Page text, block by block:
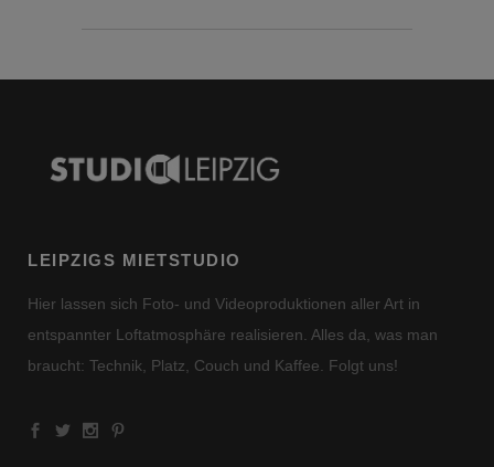
LEIPZIGS MIETSTUDIO
Hier lassen sich Foto- und Videoproduktionen aller Art in
entspannter Loftatmosphäre realisieren. Alles da, was man
braucht: Technik, Platz, Couch und Kaffee. Folgt uns!